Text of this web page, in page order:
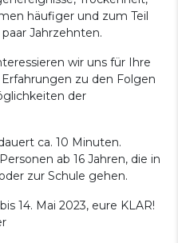
häufiger und zum Teil
Jahrzehnten.
wir uns für Ihre
zu den Folgen
der
ca. 10 Minuten.
ab 16 Jahren, die in
zur Schule gehen.
14. Mai 2023, eure KLAR!